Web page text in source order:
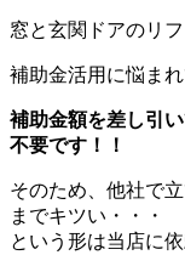
窓と玄関ドアのリ
補助金活用に悩ま
補助金額を差し引
不要です！！
そのため、他社で
までキツい・・・
という形は当店に